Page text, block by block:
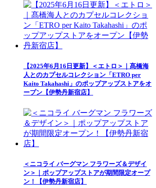
【2025年6月16日更新】＜エトロ＞｜髙橋海
人とのカプセルコレクション「ETRO per
Kaito Takahashi」のポップアップストアをオ
ープン【伊勢丹新宿店】
＜ニコライ バーグマン フラワーズ＆デザイ
ン＞｜ポップアップストアが期間限定オープ
ン！【伊勢丹新宿店】